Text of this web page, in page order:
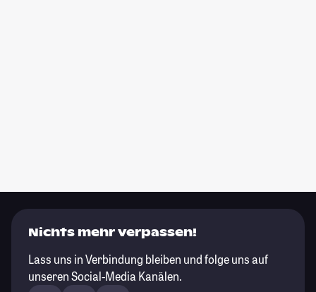
Nichts mehr verpassen!
Lass uns in Verbindung bleiben und folge uns auf
unseren Social-Media Kanälen.